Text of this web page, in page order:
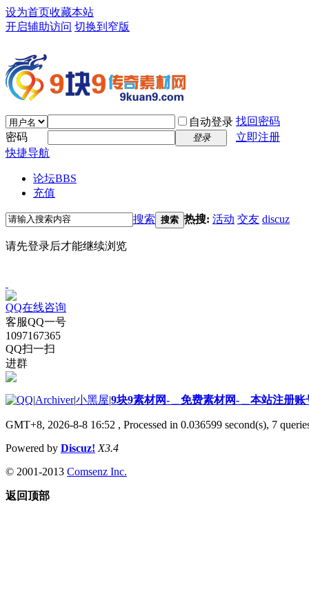
设为首页收藏本站
开启辅助访问 切换到窄版
自动登录 找回密码
密码
登录
立即注册
快捷导航
论坛BBS
充值
搜索 搜索 热搜: 活动 交友 discuz
请先登录后才能继续浏览
QQ在线咨询
客服QQ一号
1097167365
QQ扫一扫
进群
|Archiver|小黑屋|9块9素材网-＿免费素材网-＿本站注册账
GMT+8, 2026-8-8 16:52 , Processed in 0.036599 second(s), 7
Powered by Discuz! X3.4
© 2001-2013 Comsenz Inc.
返回顶部